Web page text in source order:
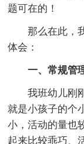
题可在的！
那么在此，
体会：
一、常规管
我班幼儿刚
就是小孩子的个
小，活动的量也
起来比较乖巧、